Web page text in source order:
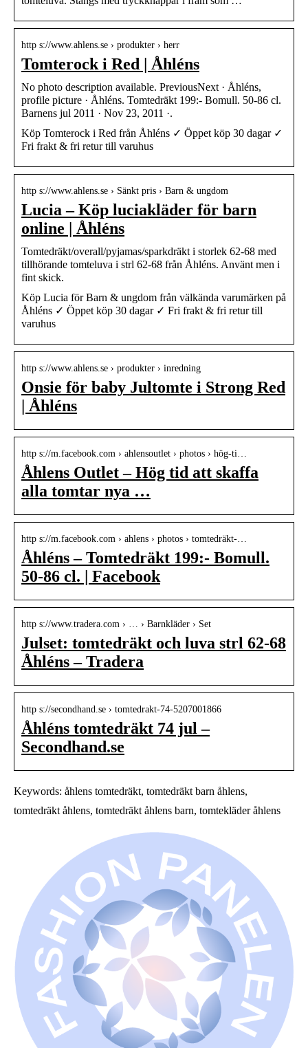
http s://www.ahlens.se › produkter › herr
Tomterock i Red | Åhléns
No photo description available. PreviousNext · Åhléns,
profile picture · Åhléns. Tomtedräkt 199:- Bomull. 50-86 cl.
Barnens jul 2011 · Nov 23, 2011 ·.
Köp Tomterock i Red från Åhléns ✓ Öppet köp 30 dagar ✓
Fri frakt & fri retur till varuhus
http s://www.ahlens.se › Sänkt pris › Barn & ungdom
Lucia – Köp luciakläder för barn
online | Åhléns
Tomtedräkt/overall/pyjamas/sparkdräkt i storlek 62-68 med
tillhörande tomteluva i strl 62-68 från Åhléns. Använt men i
fint skick.
Köp Lucia för Barn & ungdom från välkända varumärken på
Åhléns ✓ Öppet köp 30 dagar ✓ Fri frakt & fri retur till
varuhus
http s://www.ahlens.se › produkter › inredning
Onsie för baby Jultomte i Strong Red
| Åhléns
http s://m.facebook.com › ahlensoutlet › photos › hög-ti…
Åhlens Outlet – Hög tid att skaffa
alla tomtar nya …
http s://m.facebook.com › ahlens › photos › tomtedräkt-…
Åhléns – Tomtedräkt 199:- Bomull.
50-86 cl. | Facebook
http s://www.tradera.com › … › Barnkläder › Set
Julset: tomtedräkt och luva strl 62-68
Åhléns – Tradera
http s://secondhand.se › tomtedrakt-74-5207001866
Åhléns tomtedräkt 74 jul –
Secondhand.se
Keywords: åhlens tomtedräkt, tomtedräkt barn åhlens,
tomtedräkt åhlens, tomtedräkt åhlens barn, tomtekläder åhlens